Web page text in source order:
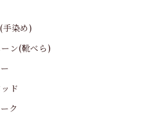
手染め)
ン(靴べら)
ド
ク